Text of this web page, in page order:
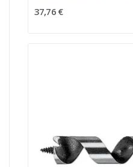
37,76 €